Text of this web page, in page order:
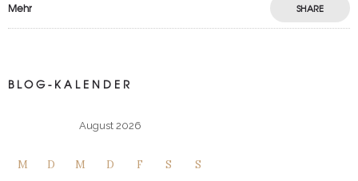
Mehr SHARE
BLOG-KALENDER
August 2026
M D M D F S S